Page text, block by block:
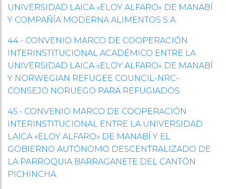
UNIVERSIDAD LAICA «ELOY ALFARO» DE MANABÍ
Y COMPAÑÍA MODERNA ALIMENTOS S.A.
44.- CONVENIO MARCO DE COOPERACIÓN
INTERINSTITUCIONAL ACADÉMICO ENTRE LA
UNIVERSIDAD LAICA «ELOY ALFARO» DE MANABÍ
Y NORWEGIAN REFUGEE COUNCIL-NRC-
CONSEJO NORUEGO PARA REFUGIADOS.
45.- CONVENIO MARCO DE COOPERACIÓN
INTERINSTITUCIONAL ENTRE LA UNIVERSIDAD
LAICA «ELOY ALFARO» DE MANABÍ Y EL
GOBIERNO AUTÓNOMO DESCENTRALIZADO DE
LA PARROQUIA BARRAGANETE DEL CANTÓN
PICHINCHA.